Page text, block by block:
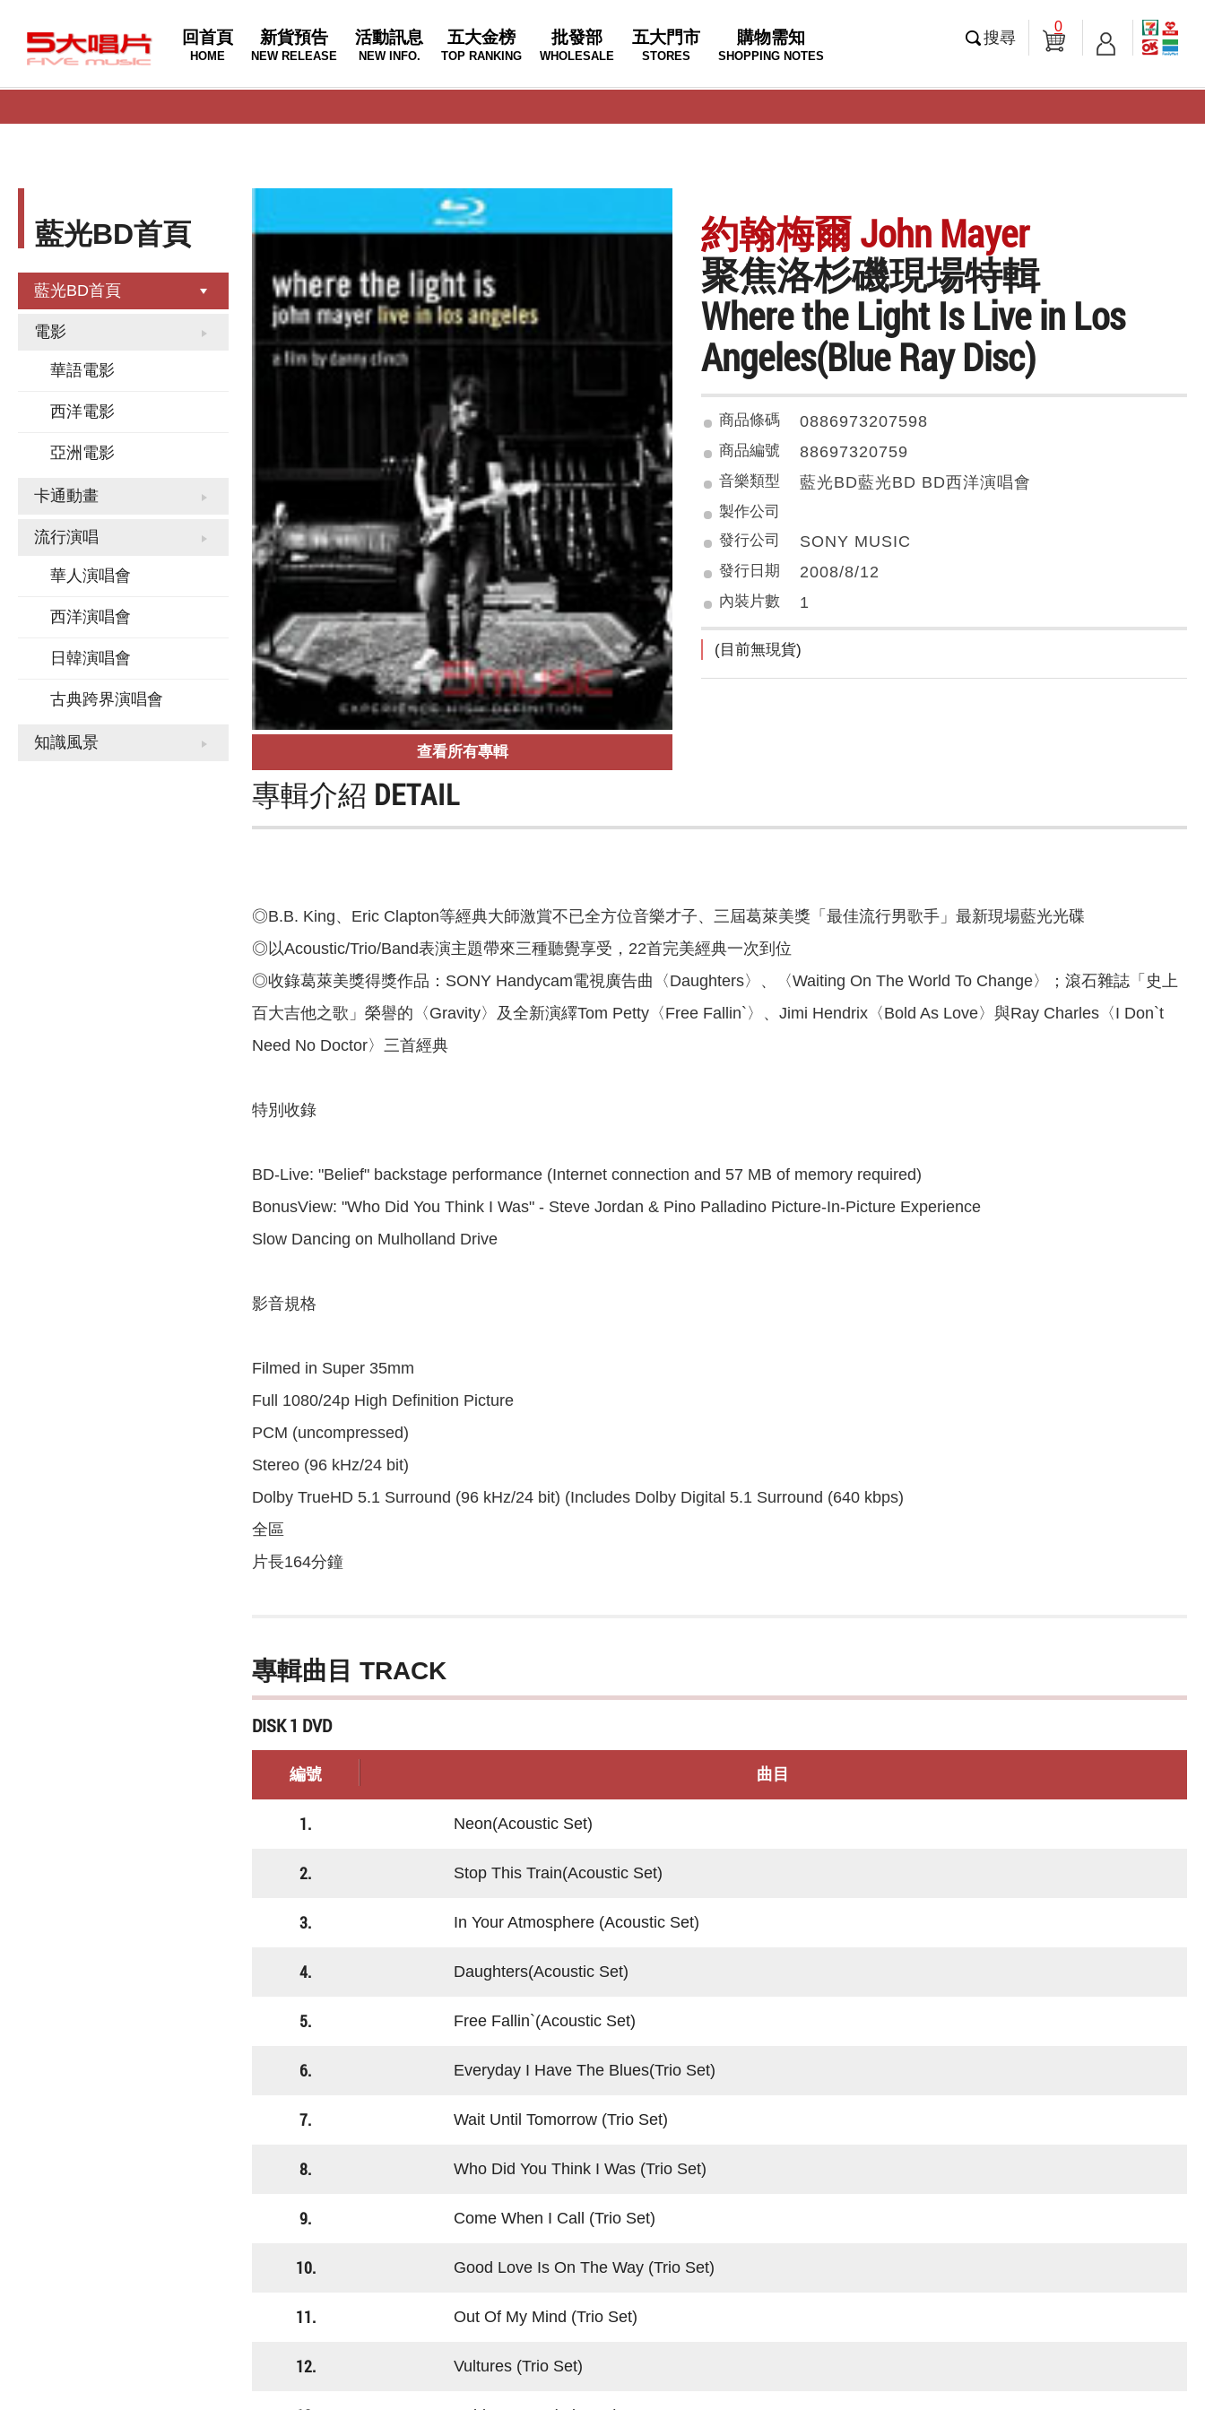
回首頁
HOME
新貨預告
NEW RELEASE
活動訊息
NEW INFO.
五大金榜
TOP RANKING
批發部
WHOLESALE
五大門市
STORES
購物需知
SHOPPING NOTES
搜尋
0
藍光BD首頁
藍光BD首頁
電影
華語電影
西洋電影
亞洲電影
卡通動畫
流行演唱
華人演唱會
西洋演唱會
日韓演唱會
古典跨界演唱會
知識風景
查看所有專輯
約翰梅爾 John Mayer
聚焦洛杉磯現場特輯
Where the Light Is Live in Los
Angeles(Blue Ray Disc)
商品條碼 0886973207598
商品編號 88697320759
音樂類型 藍光BD藍光BD BD西洋演唱會
製作公司
發行公司
SONY MUSIC
發行日期 2008/8/12
內裝片數 1
(目前無現貨)
專輯介紹 DETAIL
◎B.B. King、Eric Clapton等經典大師激賞不已全方位音樂才子、三屆葛萊美獎「最佳流行男歌手」最新現場藍光光碟
◎以Acoustic/Trio/Band表演主題帶來三種聽覺享受，22首完美經典一次到位
◎收錄葛萊美獎得獎作品：SONY Handycam電視廣告曲〈Daughters〉、〈Waiting On The World To Change〉；滾石雜誌「史上
百大吉他之歌」榮譽的〈Gravity〉及全新演繹Tom Petty〈Free Fallin`〉、Jimi Hendrix〈Bold As Love〉與Ray Charles〈I Don`t
Need No Doctor〉三首經典
特別收錄
BD-Live: "Belief" backstage performance (Internet connection and 57 MB of memory required)
BonusView: "Who Did You Think I Was" - Steve Jordan & Pino Palladino Picture-In-Picture Experience
Slow Dancing on Mulholland Drive
影音規格
Filmed in Super 35mm
Full 1080/24p High Definition Picture
PCM (uncompressed)
Stereo (96 kHz/24 bit)
Dolby TrueHD 5.1 Surround (96 kHz/24 bit) (Includes Dolby Digital 5.1 Surround (640 kbps)
全區
片長164分鐘
專輯曲目 TRACK
DISK 1 DVD
編號 曲目
1. Neon(Acoustic Set)
2. Stop This Train(Acoustic Set)
3. In Your Atmosphere (Acoustic Set)
4. Daughters(Acoustic Set)
5. Free Fallin`(Acoustic Set)
6. Everyday I Have The Blues(Trio Set)
7. Wait Until Tomorrow (Trio Set)
8. Who Did You Think I Was (Trio Set)
9. Come When I Call (Trio Set)
10. Good Love Is On The Way (Trio Set)
11. Out Of My Mind (Trio Set)
12. Vultures (Trio Set)